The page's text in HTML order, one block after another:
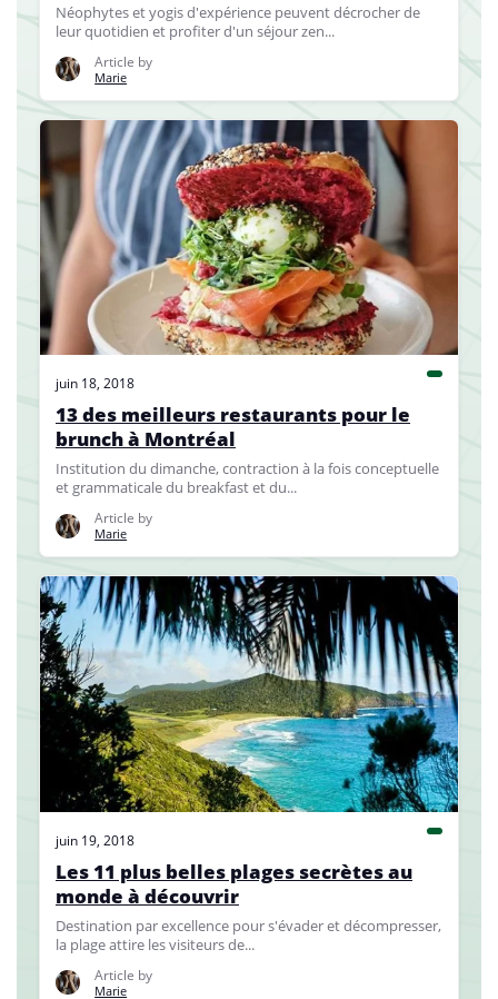
Néophytes et yogis d'expérience peuvent décrocher de
leur quotidien et profiter d'un séjour zen...
Article by
Marie
juin 18, 2018
13 des meilleurs restaurants pour le
brunch à Montréal
Institution du dimanche, contraction à la fois conceptuelle
et grammaticale du breakfast et du...
Article by
Marie
juin 19, 2018
Les 11 plus belles plages secrètes au
monde à découvrir
Destination par excellence pour s'évader et décompresser,
la plage attire les visiteurs de...
Article by
Marie